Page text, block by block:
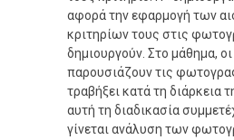
αφορά την εφαρμογή των
κριτηρίων τους στις
δημιουργούν. Στο μάθημα,
παρουσιάζουν τις
τραβήξει κατά τη διάρκεια
αυτή τη διαδικασία
γίνεται ανάλυση των